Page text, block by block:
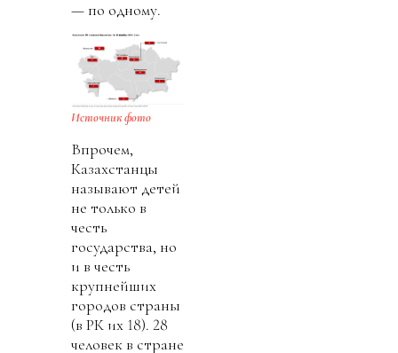
— по одному.
Источник фото
Впрочем,
Казахстанцы
называют детей
не только в
честь
государства, но
и в честь
крупнейших
городов страны
(в РК их 18). 28
человек в стране